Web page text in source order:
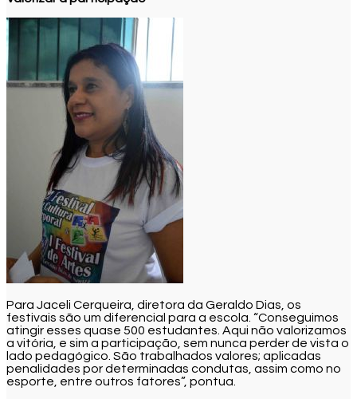
Para Jaceli Cerqueira, diretora da Geraldo Dias, os
festivais são um diferencial para a escola. “Conseguimos
atingir esses quase 500 estudantes. Aqui não valorizamos
a vitória, e sim a participação, sem nunca perder de vista o
lado pedagógico. São trabalhados valores; aplicadas
penalidades por determinadas condutas, assim como no
esporte, entre outros fatores”, pontua.